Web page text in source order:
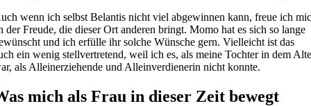
wenn ich selbst Belantis nicht viel abgewinnen kann, freue ich
der Freude, die dieser Ort anderen bringt. Momo hat es sich so lange
und ich erfülle ihr solche Wünsche gern. Vielleicht ist das
ein wenig stellvertretend, weil ich es, als meine Tochter in dem
als Alleinerziehende und Alleinverdienerin nicht konnte.
mich als Frau in dieser Zeit bewegt